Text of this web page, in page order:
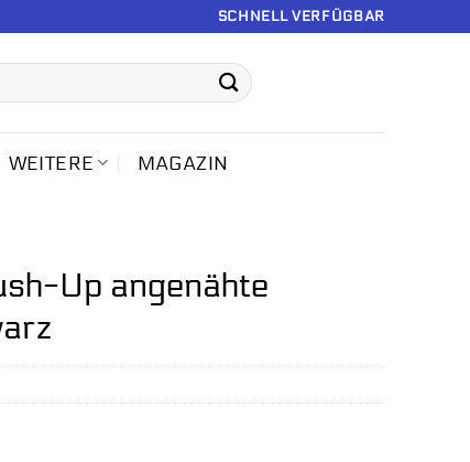
SCHNELL VERFÜGBAR
WEITERE MAGAZIN
Up angenähte